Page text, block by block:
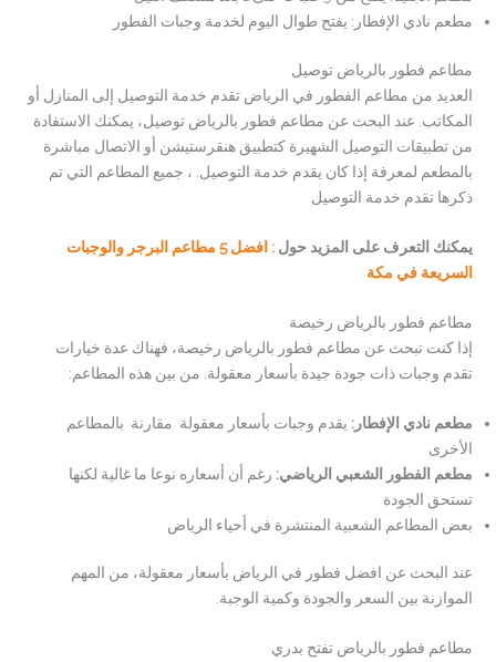
مطعم نادي الإفطار: يفتح طوال اليوم لخدمة وجبات الفطور
مطاعم فطور بالرياض توصيل
العديد من مطاعم الفطور في الرياض تقدم خدمة التوصيل إلى المنازل أو
المكاتب. عند البحث عن مطاعم فطور بالرياض توصيل، يمكنك الاستفادة
من تطبيقات التوصيل الشهيرة كتطبيق هنقرستيشن أو الاتصال مباشرة
بالمطعم لمعرفة إذا كان يقدم خدمة التوصيل. ، جميع المطاعم التي تم
ذكرها تقدم خدمة التوصيل
يمكنك التعرف على المزيد حول
: افضل 5 مطاعم البرجر والوجبات
السريعة في مكة
مطاعم فطور بالرياض رخيصة
إذا كنت تبحث عن مطاعم فطور بالرياض رخيصة، فهناك عدة خيارات
تقدم وجبات ذات جودة جيدة بأسعار معقولة. من بين هذه المطاعم:
مطعم نادي الإفطار: يقدم وجبات بأسعار معقولة مقارنة بالمطاعم
الأخرى
مطعم الفطور الشعبي الرياضي: رغم أن أسعاره نوعا ما غالية لكنها
تستحق الجودة
بعض المطاعم الشعبية المنتشرة في أحياء الرياض
عند البحث عن افضل فطور في الرياض بأسعار معقولة، من المهم
الموازنة بين السعر والجودة وكمية الوجبة.
مطاعم فطور بالرياض تفتح بدري